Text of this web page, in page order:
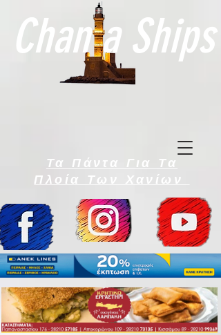
Chan a Ships
Τα Πάντα Για Τα
Πλοία Των Χανίων